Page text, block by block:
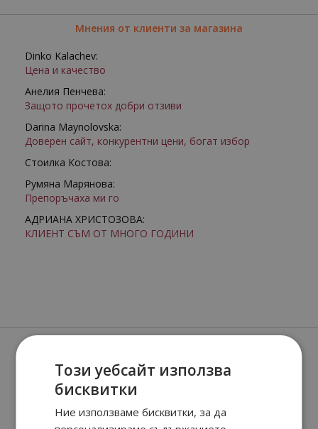
Мнения от клиенти за магазина
Dinko Kalachev:
Цена и качество
Анелия Пенчева:
Защото прочетох добри отзиви
Darina Maynolovska:
Доверен сайт, конкурентни цени, богат избор
Стоилка Костова:
Румяна Марянова:
Препоръчаха ми го
АДРИАНА ХРИСТОЗОВА:
КЛИЕНТ СЪМ ОТ МНОГО ГОДИНИ
Този уебсайт използва
бисквитки
Ние използваме бисквитки, за да